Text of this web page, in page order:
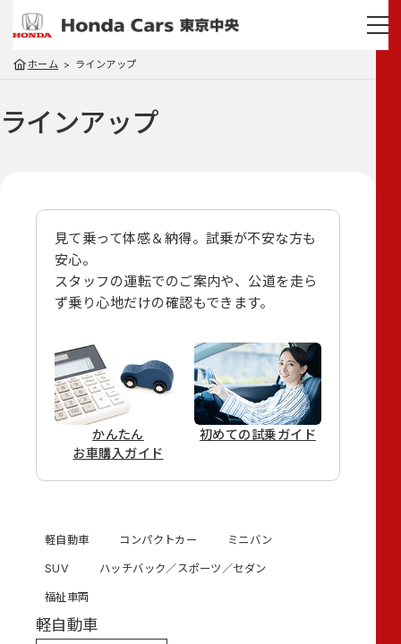
ホーム ラインアップ
ラインアップ
見て乗って体感＆納得。試乗が不安な方も
安心。
スタッフの運転でのご案内や、 公道を走ら
ず乗り心地だけの確認もできます。
かんたん
お車購入ガイド
初めての試乗ガイド
軽自動車 コンパクトカー ミニバン
SUV ハッチバック／スポーツ／セダン
福祉車両
軽自動車